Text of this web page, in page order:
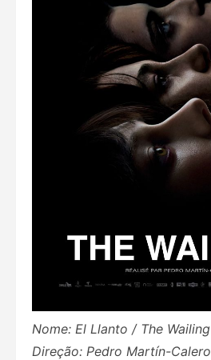
Nome: El Llanto / The Wailing
Direção: Pedro Martín-Calero